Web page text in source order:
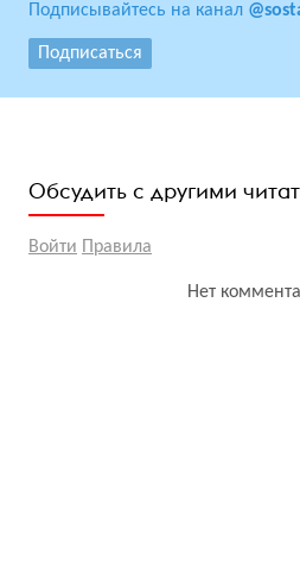
Подписывайтесь на канал
Подписаться
Обсудить с другими
Войти Правила
Нет